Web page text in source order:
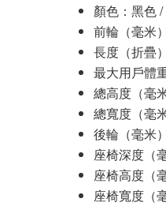
顏色：黑色
前輪（毫米
長度（折疊
最大用戶體
總高度（毫
總寬度（毫
後輪（毫米
座椅深度（
座椅高度（
座椅寬度（